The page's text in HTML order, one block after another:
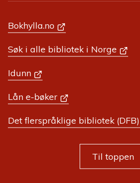
Bokhylla.no
Søk i alle bibliotek i Norge
Idunn
Lån e-bøker
Det flerspråklige bibliotek (DFB)
Til toppen